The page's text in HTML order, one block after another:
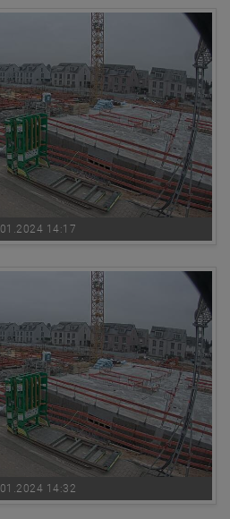
14:17
14:32